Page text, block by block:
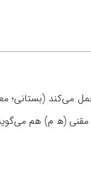
می‌کند
(ه‍ م) هم